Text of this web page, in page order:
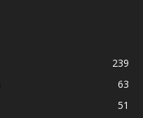
239
63
51